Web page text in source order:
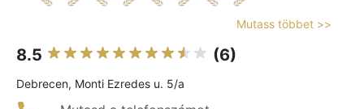
Mutass többet >>
8.5 (6)
Debrecen, Monti Ezredes u. 5/a